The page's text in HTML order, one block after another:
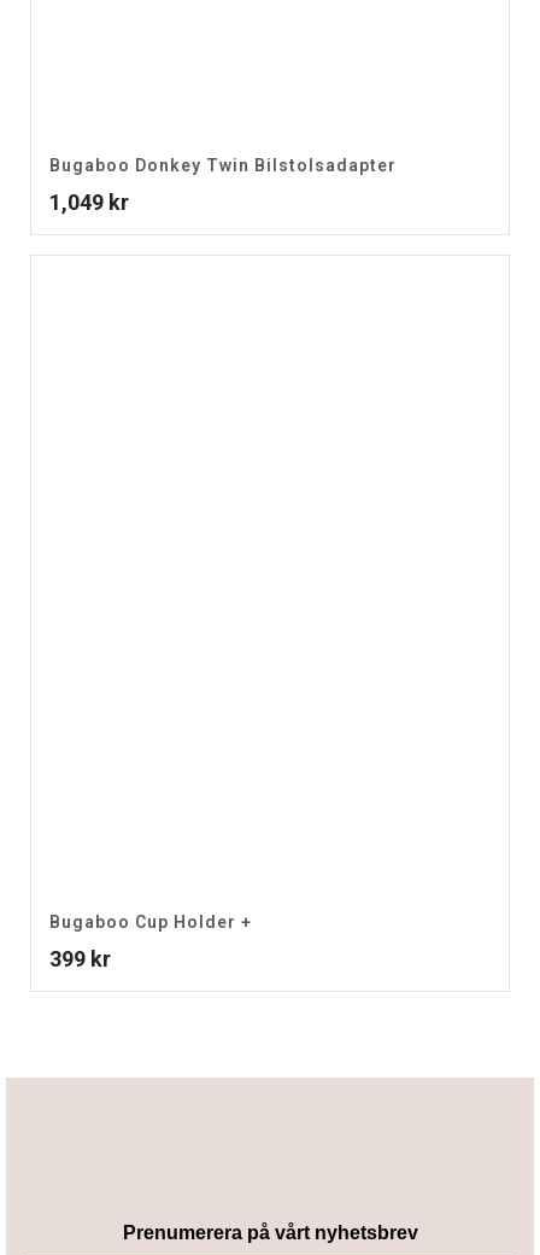
Bugaboo Donkey Twin Bilstolsadapter
1,049 kr
Bugaboo Cup Holder +
399 kr
Prenumerera på vårt nyhetsbrev